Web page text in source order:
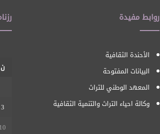
روابط مفيدة
الأحندة الثقافية
البيانات المفتوحة
المعهد الوطني للتراث
وكالة احياء التراث والتنمية الثقافية
ن
3
10